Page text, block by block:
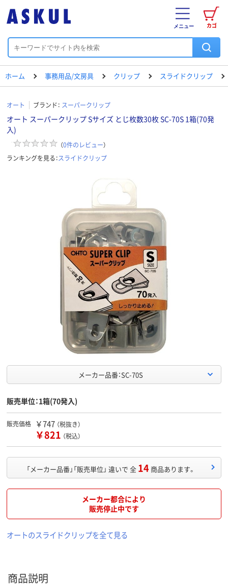
カゴ
メニュー
ホーム 事務用品/文房具 クリップ スライドクリップ
オート ブランド： スーパークリップ
オート スーパークリップ Sサイズ とじ枚数30枚 SC-70S 1箱(70発
入)
（0件のレビュー）
ランキングを見る：スライドクリップ
メーカー品番：SC-70S
販売単位：1箱(70発入)
販売価格 ￥747 （税抜き）
￥821 （税込）
「メーカー品番」「販売単位」 違いで 全 14 商品あります。
メーカー都合により
販売停止中です
オートのスライドクリップを全て見る
商品説明